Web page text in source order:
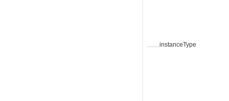
␣␣␣␣instanceType